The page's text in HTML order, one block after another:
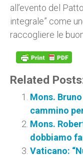
all’evento del
integrale” come
raccogliere le
Related
Mons. Bruno
cammino
Mons.
dobbiamo
Vaticano: